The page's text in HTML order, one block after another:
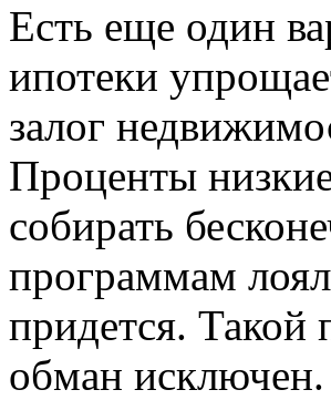
Есть еще один
ипотеки
залог
Проценты
собирать
программам
придется. Такой
обман исключен.